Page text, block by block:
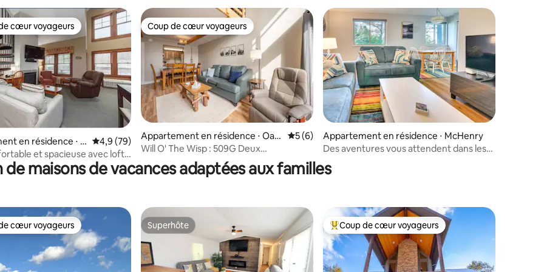
sur la base de 7 commentaires : 5 sur 5
cœur voyageurs les plus appréciés
cœur voyageurs
en résidence ⋅ O Évaluation moyenne sur la base de 79 commentaires : 4,9 sur 5
4,9 (79)
et spacieuse avec loft.
Lodge
Coup de cœur voyageurs
Coup de cœur voyageurs
Appartement en résidence ⋅ Oakl
and
Évaluation moyenne sur la base de 6 commentaires : 5 sur 5
5 (6)
Will O' The Wisp : 509G Deux
chambres/une salle de bain
Appartement en résidence ⋅ McHenry
Des aventures vous attendent dans les
de maisons de vacances adaptées aux familles
cœur voyageurs les plus appréciés
cœur voyageurs Superhôte
Superhôte Coups de cœur voyageurs les plus appréciés
Coup de cœur voyageurs